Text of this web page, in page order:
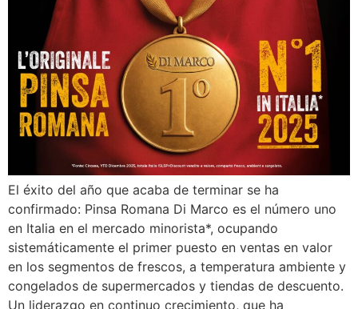
El éxito del año que acaba de terminar se ha
confirmado: Pinsa Romana Di Marco es el número uno
en Italia en el mercado minorista*, ocupando
sistemáticamente el primer puesto en ventas en valor
en los segmentos de frescos, a temperatura ambiente y
congelados de supermercados y tiendas de descuento.
Un liderazgo en continuo crecimiento, que ha